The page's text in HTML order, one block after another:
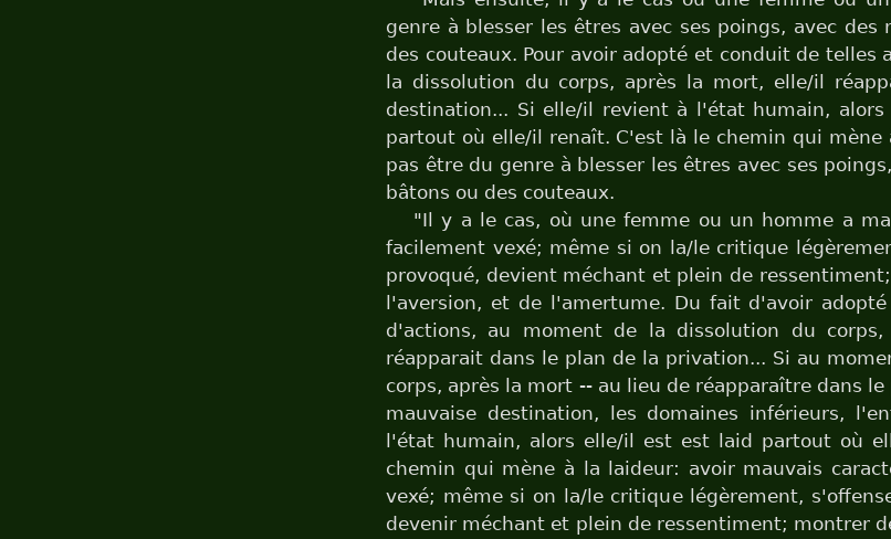
genre à blesser les êtres avec ses poings, avec des
des couteaux. Pour avoir adopté et conduit de telles
la dissolution du corps, après la mort, elle/il
destination... Si elle/il revient à l'état humain,
partout où elle/il renaît. C'est là le chemin qui mène
pas être du genre à blesser les êtres avec ses
bâtons ou des couteaux.
"Il y a le cas, où une femme ou un homme a
facilement vexé; même si on la/le critique
provoqué, devient méchant et plein de
l'aversion, et de l'amertume. Du fait d'avoir
d'actions, au moment de la dissolution du
réapparait dans le plan de la privation... Si au
corps, après la mort -- au lieu de réapparaître dans
mauvaise destination, les domaines inférieurs,
l'état humain, alors elle/il est est laid partout où
chemin qui mène à la laideur: avoir mauvais
vexé; même si on la/le critique légèrement,
devenir méchant et plein de ressentiment; montrer